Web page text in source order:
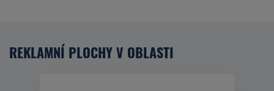
REKLAMNÍ PLOCHY V OBLASTI